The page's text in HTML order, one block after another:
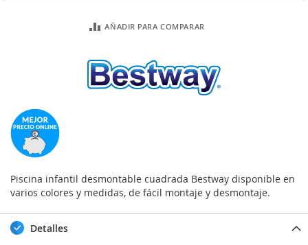
AÑADIR PARA COMPARAR
Piscina infantil desmontable cuadrada Bestway disponible en
varios colores y medidas, de fácil montaje y desmontaje.
Detalles